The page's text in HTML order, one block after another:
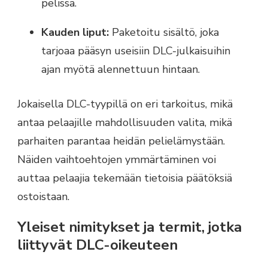
pelissä.
Kauden liput: Paketoitu sisältö, joka
tarjoaa pääsyn useisiin DLC-julkaisuihin
ajan myötä alennettuun hintaan.
Jokaisella DLC-tyypillä on eri tarkoitus, mikä
antaa pelaajille mahdollisuuden valita, mikä
parhaiten parantaa heidän pelielämystään.
Näiden vaihtoehtojen ymmärtäminen voi
auttaa pelaajia tekemään tietoisia päätöksiä
ostoistaan.
Yleiset nimitykset ja termit, jotka
liittyvät DLC-oikeuteen